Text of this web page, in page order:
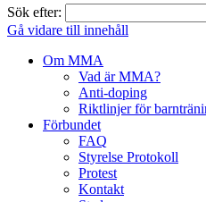
Sök efter:
Gå vidare till innehåll
Om MMA
Vad är MMA?
Anti-doping
Riktlinjer för
Förbundet
FAQ
Styrelse Protokoll
Protest
Kontakt